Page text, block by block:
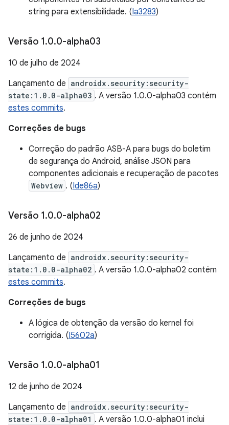
string para extensibilidade. (Ia3283)
Versão 1.0.0-alpha03
10 de julho de 2024
Lançamento de androidx.security:security-
state:1.0.0-alpha03 . A versão 1.0.0-alpha03 contém
estes commits.
Correções de bugs
Correção do padrão ASB-A para bugs do boletim
de segurança do Android, análise JSON para
componentes adicionais e recuperação de pacotes
Webview . (Ide86a)
Versão 1.0.0-alpha02
26 de junho de 2024
Lançamento de androidx.security:security-
state:1.0.0-alpha02 . A versão 1.0.0-alpha02 contém
estes commits.
Correções de bugs
A lógica de obtenção da versão do kernel foi
corrigida. (I5602a)
Versão 1.0.0-alpha01
12 de junho de 2024
Lançamento de androidx.security:security-
state:1.0.0-alpha01 . A versão 1.0.0-alpha01 inclui